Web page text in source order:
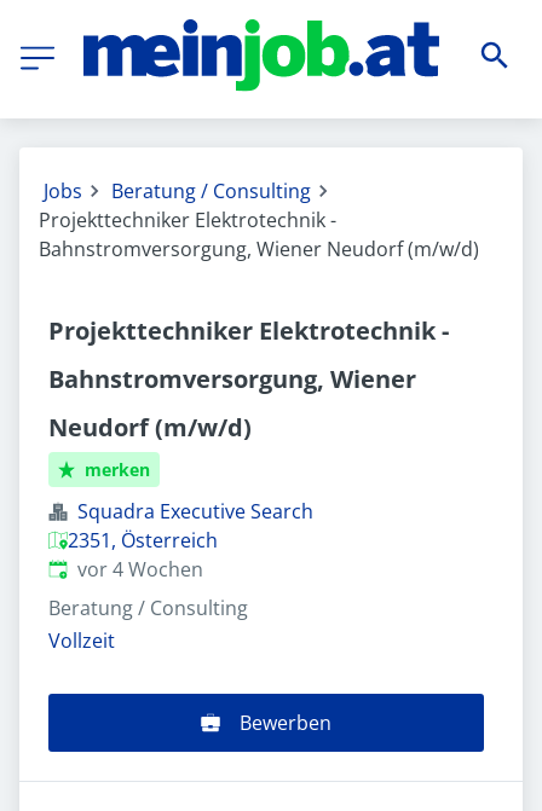
Jobs
Beratung / Consulting
Projekttechniker Elektrotechnik -
Bahnstromversorgung, Wiener Neudorf (m/w/d)
Projekttechniker Elektrotechnik -
Bahnstromversorgung, Wiener
Neudorf (m/w/d)
merken
Squadra Executive Search
2351, Österreich
Veröffentlicht:
vor 4 Wochen
Beratung / Consulting
Vollzeit
Bewerben